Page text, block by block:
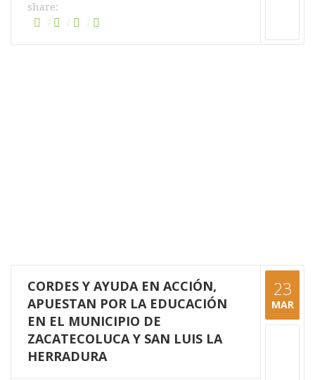
share:
CORDES Y AYUDA EN ACCIÓN,
APUESTAN POR LA EDUCACIÓN
EN EL MUNICIPIO DE
ZACATECOLUCA Y SAN LUIS LA
HERRADURA
23
MAR